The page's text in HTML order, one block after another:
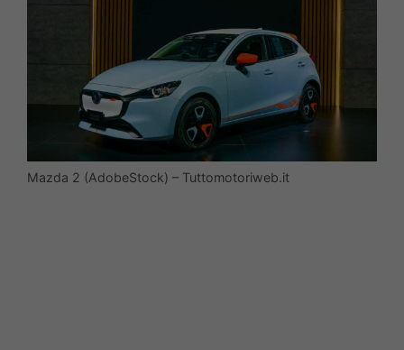
Mazda 2 (AdobeStock) – Tuttomotoriweb.it